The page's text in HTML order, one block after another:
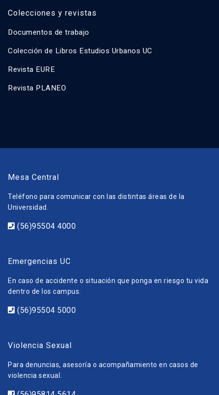
Colecciones y revistas
Documentos de trabajo
Colección de Libros Estudios Urbanos UC
Revista EURE
Revista PLANEO
Mesa Central
Teléfono para comunicar con las distintas áreas de la
Universidad.
(56)95504 4000
Emergencias UC
En caso de accidente o situación que ponga en riesgo tu vida
dentro de los campus.
(56)95504 5000
Violencia Sexual
Para denuncias, asesoría o acompañamiento en casos de
violencia sexual.